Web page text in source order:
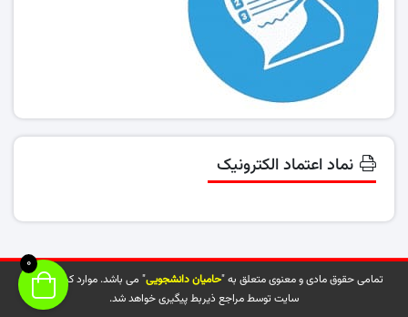
نماد اعتماد الکترونیک
تمامی حقوق مادی و معنوی متعلق به "حامیان دانشجویی" می باشد. موارد کپی شده از
سایت توسط مراجع ذیربط پیگیری خواهد شد.
0